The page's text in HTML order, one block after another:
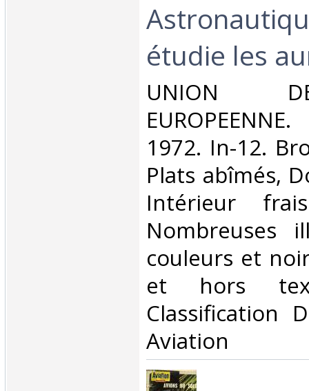
étudie les
‎UNION
1972. In-12.
Plats abîmés,
Intérieur
Nombreuses
couleurs et
et hors
Classification
Aviation‎